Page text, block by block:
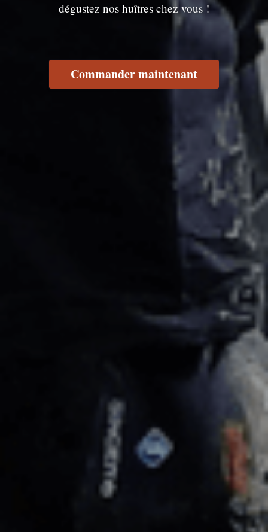
dégustez nos huîtres chez vous !
Commander maintenant